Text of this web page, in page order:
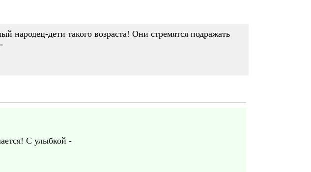
дети такого возраста! Они стремятся подражать
С улыбкой -